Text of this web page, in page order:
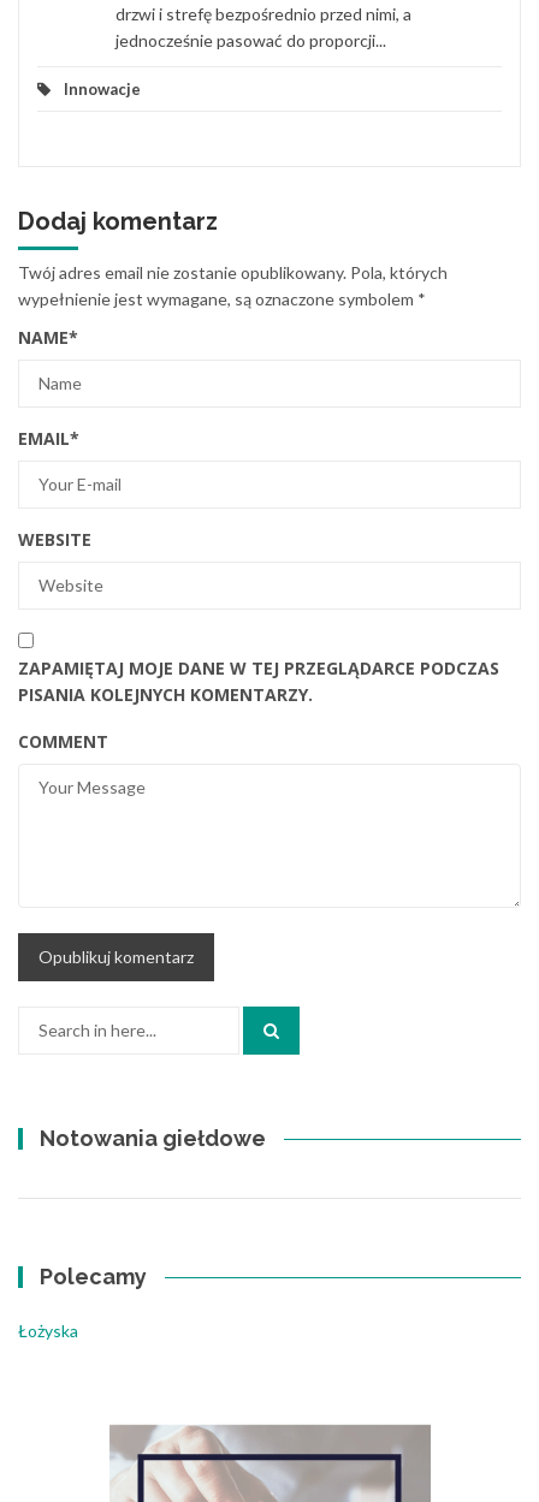
drzwi i strefę bezpośrednio przed nimi, a
jednocześnie pasować do proporcji...
Innowacje
Dodaj komentarz
Twój adres email nie zostanie opublikowany. Pola, których
wypełnienie jest wymagane, są oznaczone symbolem *
NAME*
EMAIL*
WEBSITE
ZAPAMIĘTAJ MOJE DANE W TEJ PRZEGLĄDARCE PODCZAS
PISANIA KOLEJNYCH KOMENTARZY.
COMMENT
Notowania giełdowe
Polecamy
Łożyska